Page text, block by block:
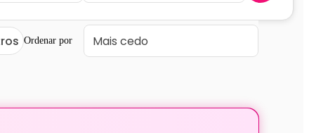
Ordenar por